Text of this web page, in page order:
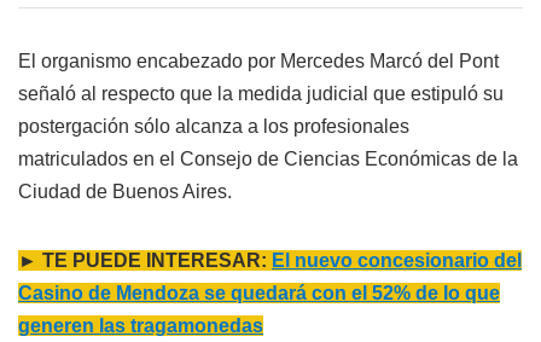
El organismo encabezado por Mercedes Marcó del Pont
señaló al respecto que la medida judicial que estipuló su
postergación sólo alcanza a los profesionales
matriculados en el Consejo de Ciencias Económicas de la
Ciudad de Buenos Aires.
► TE PUEDE INTERESAR: El nuevo concesionario del
Casino de Mendoza se quedará con el 52% de lo que
generen las tragamonedas